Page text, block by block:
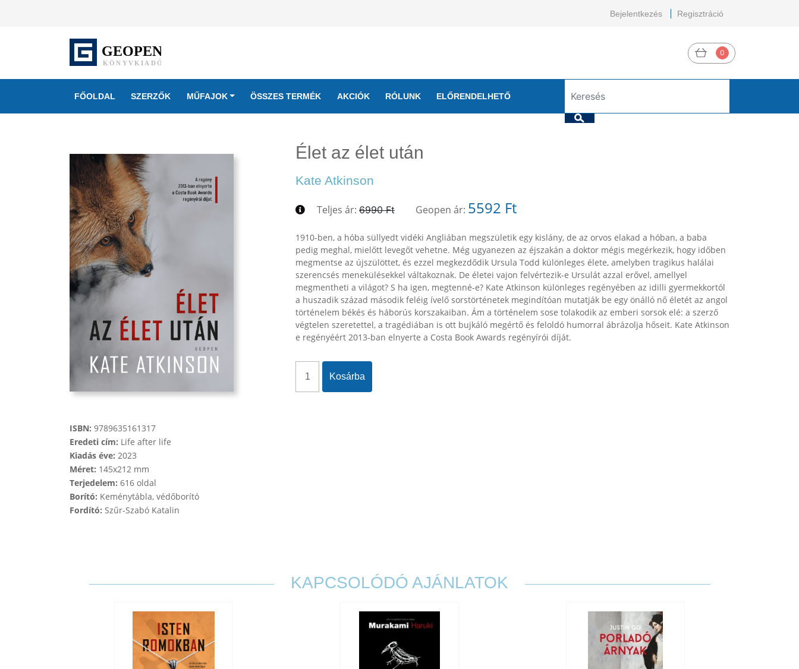
Bejelentkezés Regisztráció
0
FŐOLDAL SZERZŐK MŰFAJOK ÖSSZES TERMÉK AKCIÓK RÓLUNK ELŐRENDELHETŐ
ISBN: 9789635161317
Eredeti cím: Life after life
Kiadás éve: 2023
Méret: 145x212 mm
Terjedelem: 616 oldal
Borító: Keménytábla, védőborító
Fordító: Szűr-Szabó Katalin
Élet az élet után
Kate Atkinson
Teljes ár: 6990 Ft Geopen ár: 5592 Ft
1910-ben, a hóba süllyedt vidéki Angliában megszületik egy kislány, de az orvos elakad a hóban, a baba
pedig meghal, mielőtt levegőt vehetne. Még ugyanezen az éjszakán a doktor mégis megérkezik, hogy időben
megmentse az újszülöttet, és ezzel megkezdődik Ursula Todd különleges élete, amelyben tragikus halálai
szerencsés menekülésekkel váltakoznak. De életei vajon felvértezik-e Ursulát azzal erővel, amellyel
megmentheti a világot? S ha igen, megtenné-e? Kate Atkinson különleges regényében az idilli gyermekkortól
a huszadik század második feléig ívelő sorstörténetek megindítóan mutatják be egy önálló nő életét az angol
történelem békés és háborús korszakaiban. Ám a történelem sose tolakodik az emberi sorsok elé: a szerző
végtelen szeretettel, a tragédiában is ott bujkáló megértő és feloldó humorral ábrázolja hőseit. Kate Atkinson
e regényéért 2013-ban elnyerte a Costa Book Awards regényírói díját.
Kosárba
KAPCSOLÓDÓ AJÁNLATOK